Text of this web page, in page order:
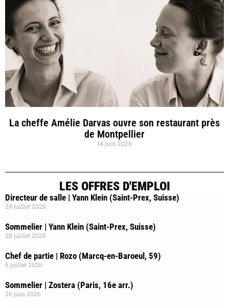
La cheffe Amélie Darvas ouvre son restaurant près
de Montpellier
14 juin 2026
LES OFFRES D'EMPLOI
Directeur de salle | Yann Klein (Saint-Prex, Suisse)
28 juillet 2026
Sommelier | Yann Klein (Saint-Prex, Suisse)
28 juillet 2026
Chef de partie | Rozo (Marcq-en-Baroeul, 59)
6 juillet 2026
Sommelier | Zostera (Paris, 16e arr.)
26 juin 2026